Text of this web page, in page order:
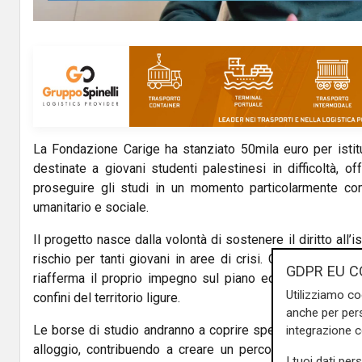
y
V
d
e
o
La Fondazione Carige ha stanziato 50mila euro per
destinate a giovani studenti palestinesi in difficoltà,
proseguire gli studi in un momento particolarmente
umanitario e sociale.
Il progetto nasce dalla volontà di sostenere il diritto
rischio per tanti giovani in aree di crisi. Con questa
riafferma il proprio impegno sul piano educativo e
confini del territorio ligure.
Le borse di studio andranno a coprire spese di
alloggio, contribuendo a creare un percorso di
GDPR EU
Utilizziamo
anche per
integrazione